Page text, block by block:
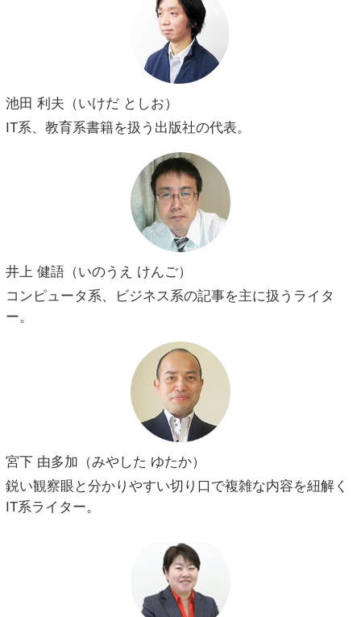
池田 利夫（いけだ としお）
IT系、教育系書籍を扱う出版社の代表。
井上 健語（いのうえ けんご）
コンピュータ系、ビジネス系の記事を主に扱うライタ
ー。
宮下 由多加（みやした ゆたか）
鋭い観察眼と分かりやすい切り口で複雑な内容を紐解く
IT系ライター。